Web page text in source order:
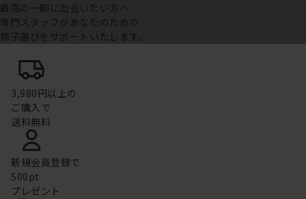
最高の一脚に出会いたい方へ
専門スタッフがあなたのための
椅子選びをサポートいたします。
3,980円以上の
ご購入で
送料無料
新規会員登録で
500pt
プレゼント